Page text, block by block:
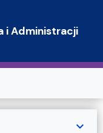
i Administracji
expand_more